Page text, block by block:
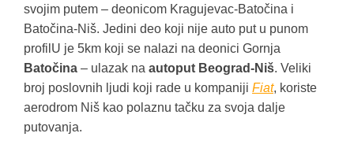
svojim putem – deonicom Kragujevac-Batočina i
Batočina-Niš. Jedini deo koji nije auto put u punom
profilU je 5km koji se nalazi na deonici Gornja
Batočina – ulazak na autoput Beograd-Niš. Veliki
broj poslovnih ljudi koji rade u kompaniji Fiat, koriste
aerodrom Niš kao polaznu tačku za svoja dalje
putovanja.